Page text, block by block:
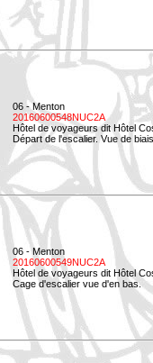
06 - Menton
20160600548NUC2A
Hôtel de voyageurs dit Hôtel
Départ de l'escalier. Vue de
06 - Menton
20160600549NUC2A
Hôtel de voyageurs dit Hôtel
Cage d'escalier vue d'en bas.